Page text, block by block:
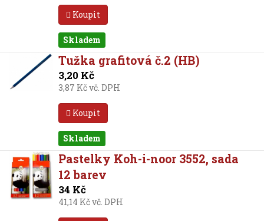
Koupit
Skladem
Tužka grafitová č.2 (HB)
3,20 Kč
3,87 Kč vč. DPH
Koupit
Skladem
Pastelky Koh-i-noor 3552, sada
12 barev
34 Kč
41,14 Kč vč. DPH